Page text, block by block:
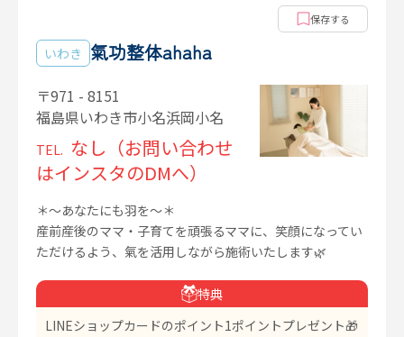
保存する
いわき 氣功整体ahaha
〒971 - 8151
福島県いわき市小名浜岡小名
TEL. なし（お問い合わせ
はインスタのDMへ）
＊〜あなたにも羽を〜＊
産前産後のママ・子育てを頑張るママに、笑顔になってい
ただけるよう、氣を活用しながら施術いたします🌿
特典
LINEショップカードのポイント1ポイントプレゼント🎁